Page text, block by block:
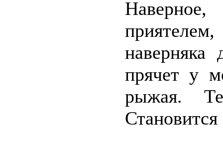
наверняка
прячет у
рыжая.